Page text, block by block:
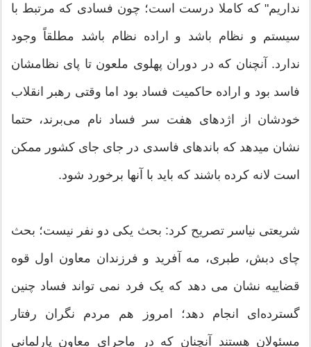
نداریم" که کاملا درست است؛ چون فسادی که مرتبط با
سیستم و نظام باشد و اراده نظام باشد مطلقاً وجود
ندارد. آنچنان که در دوران پهلوی ملعون تا پای نظامشان
فاسد بود و اراده حاکمیت فساد بود اما وقتی رهبر انقلاب
خودشان از اژدهای هفت سر فساد نام می‌برند، حتما
نشان میدهد که باندهای فاسدی در جای جای کشور ممکن
است لانه کرده باشند که باید با آنها برخورد شود.
شریعتی نیاسر تصریح کرد: بحث یکی دو نفر نیست؛ بحث
چای دبش، طبری، مه آفرید و فرزندان معاون اول قوه
قضاییه نشان می دهد که یک فرد نمی تواند فساد چنین
گسترده‌ای انجام دهد؛ امروز هم مردم نگران رفتار
مسئولان هستند آنچنان که در ماجرای معاون پارلمانی